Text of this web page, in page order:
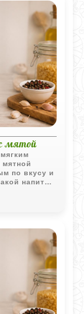
мятой
по вкусу и
напиток
в жаркую